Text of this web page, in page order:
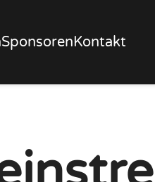
SponsorenKontakt